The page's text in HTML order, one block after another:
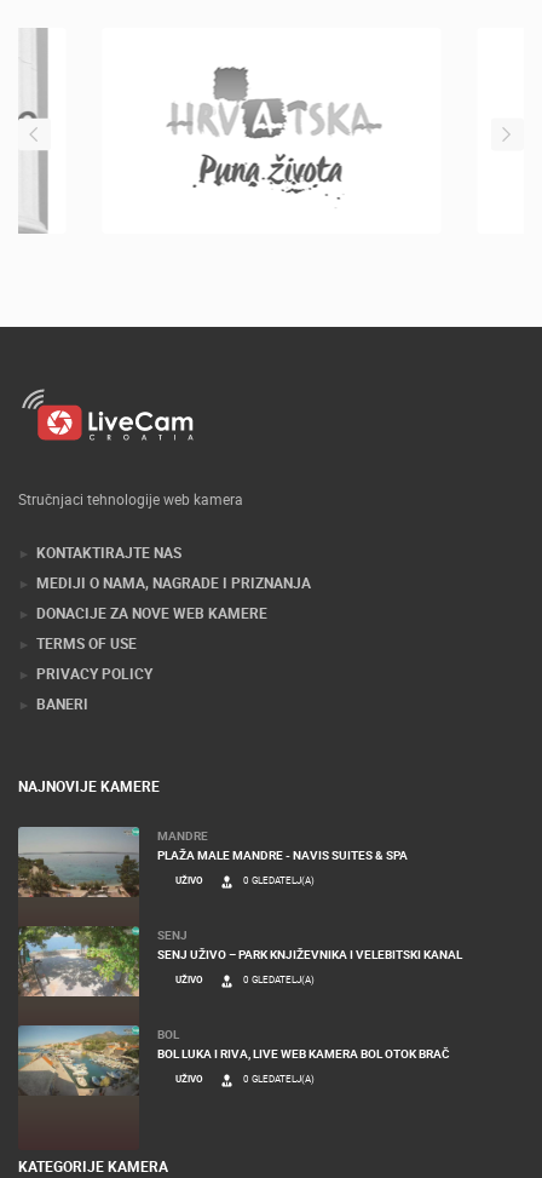
Stručnjaci tehnologije web kamera
KONTAKTIRAJTE NAS
MEDIJI O NAMA, NAGRADE I PRIZNANJA
DONACIJE ZA NOVE WEB KAMERE
TERMS OF USE
PRIVACY POLICY
BANERI
NAJNOVIJE KAMERE
MANDRE
PLAŽA MALE MANDRE - NAVIS SUITES & SPA
UŽIVO 0 GLEDATELJ(A)
SENJ
SENJ UŽIVO – PARK KNJIŽEVNIKA I VELEBITSKI KANAL
UŽIVO 0 GLEDATELJ(A)
BOL
BOL LUKA I RIVA, LIVE WEB KAMERA BOL OTOK BRAČ
UŽIVO 0 GLEDATELJ(A)
KATEGORIJE KAMERA